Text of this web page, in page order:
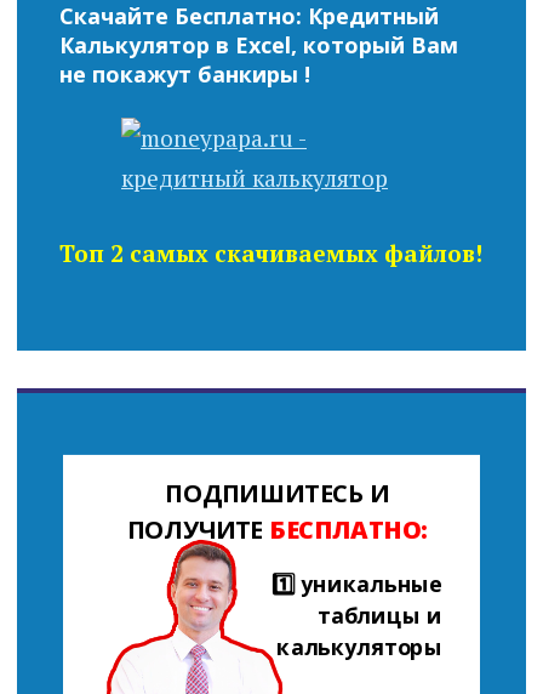
Скачайте Бесплатно: Кредитный
Калькулятор в Excel, который Вам
не покажут банкиры !
Топ 2 самых скачиваемых файлов!
ПОДПИШИТЕСЬ И
ПОЛУЧИТЕ БЕСПЛАТНО:
1️⃣ уникальные
таблицы и
калькуляторы